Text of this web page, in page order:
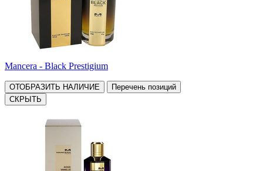
Mancera - Black Prestigium
ОТОБРАЗИТЬ НАЛИЧИЕ
Перечень позиций
СКРЫТЬ